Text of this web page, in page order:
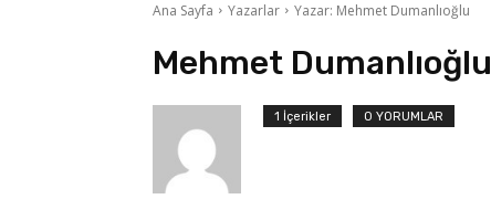
Ana Sayfa Yazarlar Yazar: Mehmet Dumanlıoğlu
Mehmet Dumanlıoğlu
1 İçerikler 0 YORUMLAR